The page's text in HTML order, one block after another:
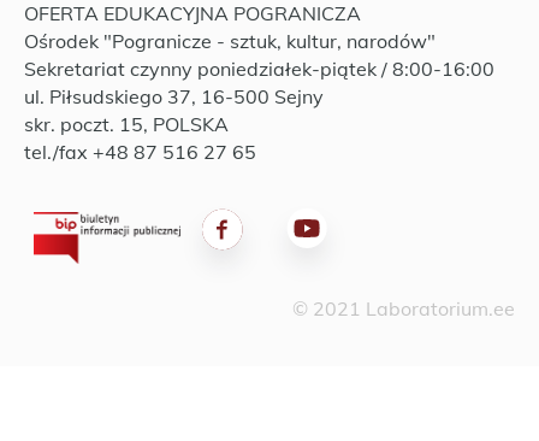
OFERTA EDUKACYJNA POGRANICZA
Ośrodek "Pogranicze - sztuk, kultur, narodów"
Sekretariat czynny poniedziałek-piątek / 8:00-16:00
ul. Piłsudskiego 37, 16-500 Sejny
skr. poczt. 15, POLSKA
tel./fax +48 87 516 27 65
© 2021 Laboratorium.ee